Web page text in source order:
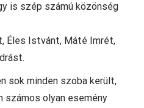
is szép számú közönség
Éles Istvánt, Máté Imrét,
sok minden szoba került,
számos olyan esemény